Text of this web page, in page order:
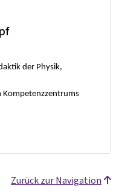
der Physik,
Kompetenzzentrums
Zurück zur Navigation